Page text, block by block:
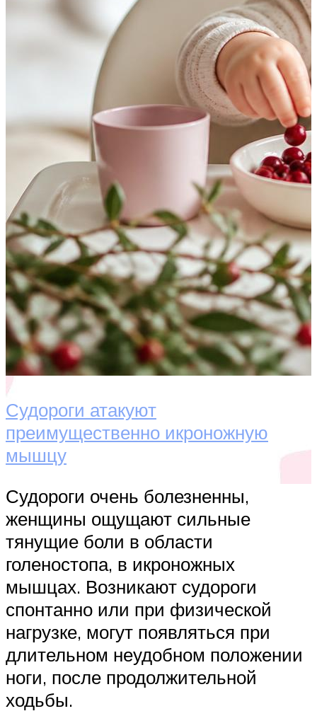
Судороги атакуют
преимущественно икроножную
мышцу
Судороги очень болезненны,
женщины ощущают сильные
тянущие боли в области
голеностопа, в икроножных
мышцах. Возникают судороги
спонтанно или при физической
нагрузке, могут появляться при
длительном неудобном положении
ноги, после продолжительной
ходьбы.